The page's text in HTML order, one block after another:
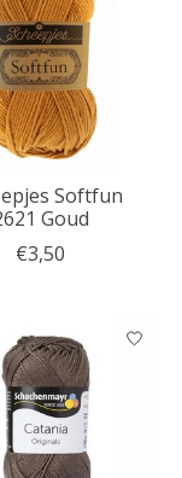
Softfun
Goud
€3,50